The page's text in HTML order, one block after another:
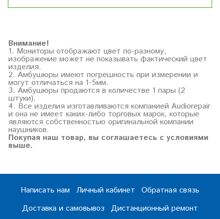
Внимание!
1. Мониторы отображают цвет по-разному,
изображение может не показывать фактический цвет
изделия.
2. Амбушюры имеют погрешность при измерении и
могут отличаться на 1-5мм.
3. Амбушюры продаются в количестве 1 пары (2
штуки).
4. Все изделия изготавливаются компанией Audiorepair
и она не имеет каких-либо торговых марок, которые
являются собственностью оригинальной компании
наушников.
Покупая наш товар, вы соглашаетесь с условиями
выше.
Написать нам Личный кабинет
Обратная связь
Доставка и самовывоз
Дистанционный ремонт